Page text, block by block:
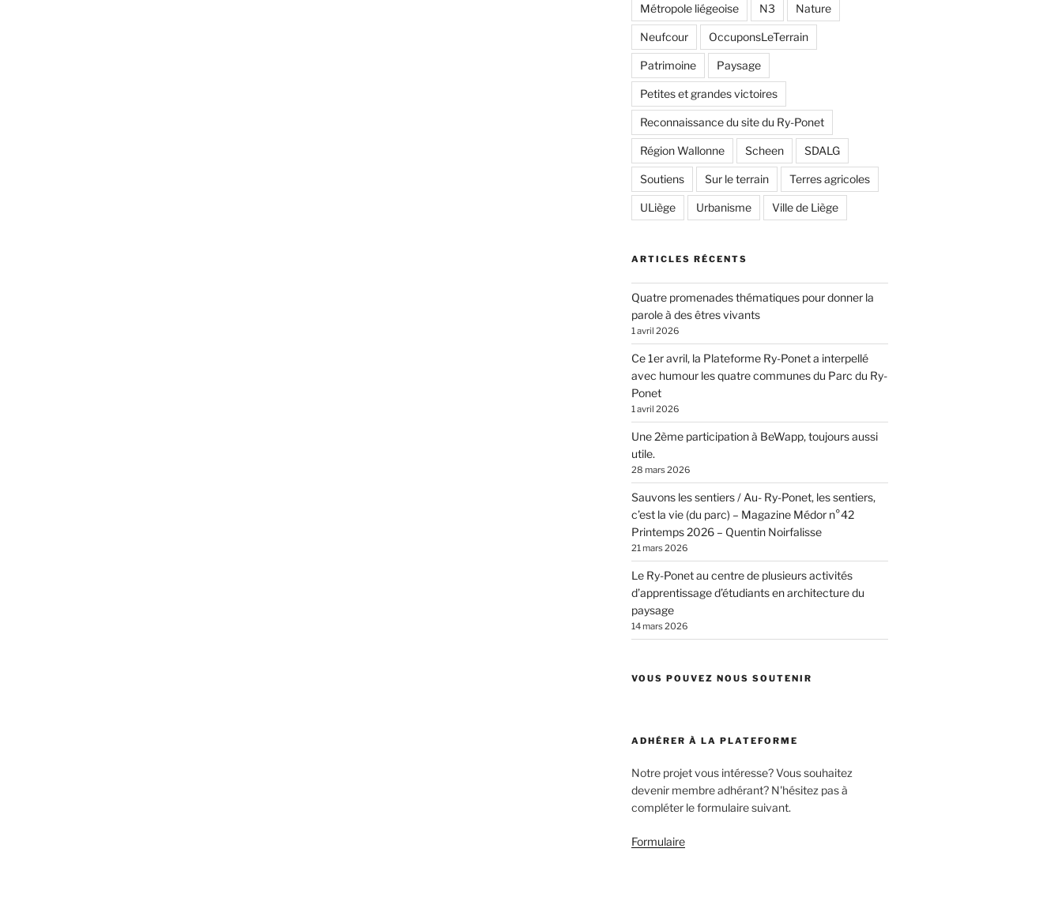
Métropole liégeoise N3 Nature
Neufcour OccuponsLeTerrain
Patrimoine Paysage
Petites et grandes victoires
Reconnaissance du site du Ry-Ponet
Région Wallonne Scheen SDALG
Soutiens Sur le terrain Terres agricoles
ULiège Urbanisme Ville de Liège
ARTICLES RÉCENTS
Quatre promenades thématiques pour donner la
parole à des êtres vivants
1 avril 2026
Ce 1er avril, la Plateforme Ry-Ponet a interpellé
avec humour les quatre communes du Parc du Ry-
Ponet
1 avril 2026
Une 2ème participation à BeWapp, toujours aussi
utile.
28 mars 2026
Sauvons les sentiers / Au- Ry-Ponet, les sentiers,
c’est la vie (du parc) – Magazine Médor n°42
Printemps 2026 – Quentin Noirfalisse
21 mars 2026
Le Ry-Ponet au centre de plusieurs activités
d’apprentissage d’étudiants en architecture du
paysage
14 mars 2026
VOUS POUVEZ NOUS SOUTENIR
ADHÉRER À LA PLATEFORME
Notre projet vous intéresse? Vous souhaitez
devenir membre adhérant? N'hésitez pas à
compléter le formulaire suivant.
Formulaire